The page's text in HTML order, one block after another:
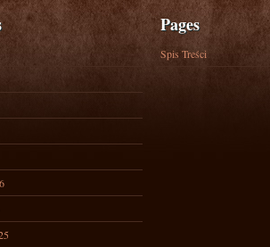
Pages
Spis Treści